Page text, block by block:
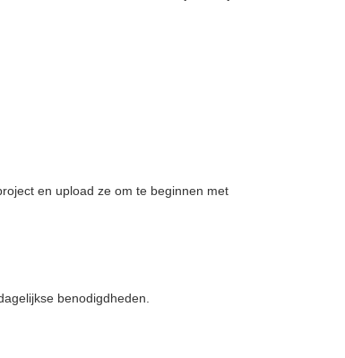
en upload ze om te beginnen met
benodigdheden.